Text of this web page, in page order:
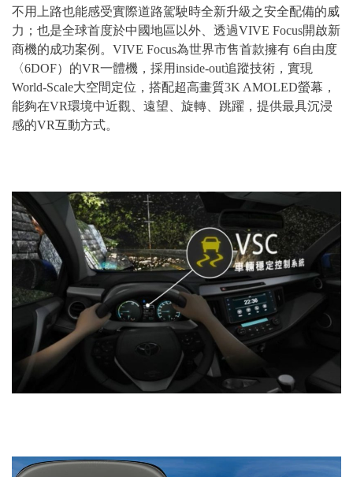
不用上路也能感受實際道路駕駛時全新升級之安全配備的威
力；也是全球首度於中國地區以外、透過VIVE Focus開啟新
商機的成功案例。VIVE Focus為世界市售首款擁有 6自由度
〈6DOF）的VR一體機，採用inside-out追蹤技術，實現
World-Scale大空間定位，搭配超高畫質3K AMOLED螢幕，
能夠在VR環境中近觀、遠望、旋轉、跳躍，提供最具沉浸
感的VR互動方式。